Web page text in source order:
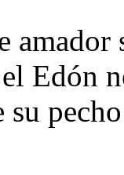
amador
Edón